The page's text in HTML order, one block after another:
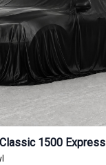
1500 Express